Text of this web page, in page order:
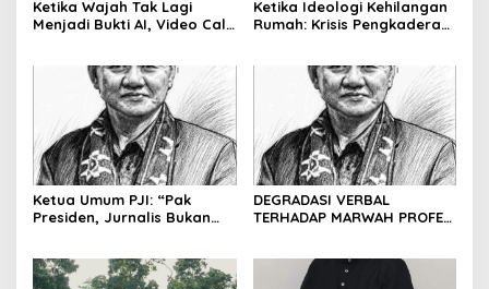
Ketika Wajah Tak Lagi
Menjadi Bukti AI, Video Call,
Ketika Ideologi Kehilangan
Rumah: Krisis Pengkaderan
Kepemimpinan yang
Kehilangan Arah
Ketua Umum PJI: “Pak
Presiden, Jurnalis Bukan
DEGRADASI VERBAL
TERHADAP MARWAH PROFESI
OKNUM ADVOKAT HOTMAN